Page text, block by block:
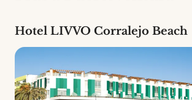
Hotel LIVVO Corralejo Beach